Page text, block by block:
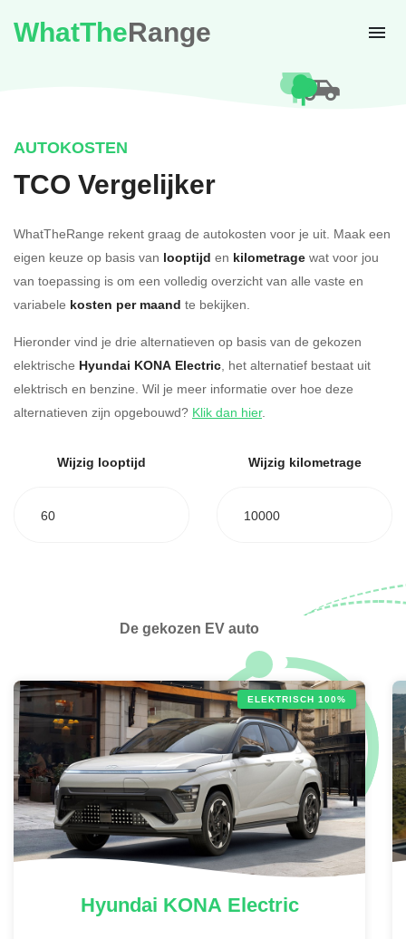
WhatTheRange
AUTOKOSTEN
TCO Vergelijker
WhatTheRange rekent graag de autokosten voor je uit. Maak een
eigen keuze op basis van looptijd en kilometrage wat voor jou
van toepassing is om een volledig overzicht van alle vaste en
variabele kosten per maand te bekijken.
Hieronder vind je drie alternatieven op basis van de gekozen
elektrische Hyundai KONA Electric, het alternatief bestaat uit
elektrisch en benzine. Wil je meer informatie over hoe deze
alternatieven zijn opgebouwd? Klik dan hier.
Wijzig looptijd
60
Wijzig kilometrage
10000
De gekozen EV auto
ELEKTRISCH 100%
Hyundai KONA Electric